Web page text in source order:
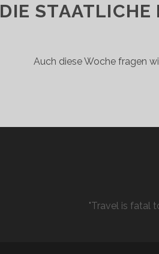
DIE STAATLICHE
Auch diese Woche fragen
"Travel is fatal